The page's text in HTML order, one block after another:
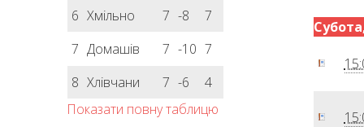
6 Хмільно 7 -8
7
7 Домашів 7 -10 7
8 Хлівчани 7 -6
4
Показати повну таблицю